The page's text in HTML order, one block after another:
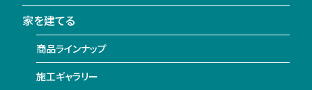
家を建てる
商品ラインナップ
施工ギャラリー